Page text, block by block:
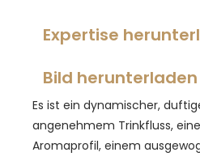
Expertise
Bild herunterladen
Es ist ein dynamischer,
angenehmem Trinkfluss,
Aromaprofil, einem ausgewogenen und vielfältigen